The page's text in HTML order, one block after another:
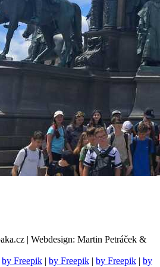
| Webdesign: Martin Petráček &
by Freepik | by Freepik | by Freepik | by